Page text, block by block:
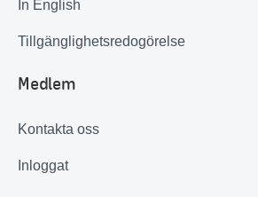
In English
Tillgänglighetsredogörelse
Medlem
Kontakta oss
Inloggat